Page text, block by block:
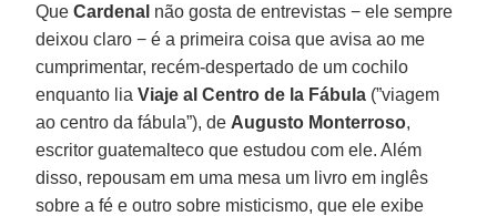
QueCardenal não gosta de entrevistas − ele sempre
deixou claro − é a primeira coisa que avisa ao me
cumprimentar, recém-despertado de um cochilo
enquanto liaViaje al Centro de la Fábula (”viagem
ao centro da fábula”), de Augusto Monterroso,
escritor guatemalteco que estudou com ele. Além
disso, repousam em uma mesa um livro em inglês
sobre a fé e outro sobre misticismo, que ele exibe